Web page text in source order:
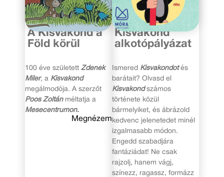
2021. február 26.
A Kisvakond a
Föld körül
100 éve született Zdeněk
Miler, a Kisvakond
megálmodója. A szerzőt
Poós Zoltán méltatja a
Mesecentrumon.
Megnézem
2021. február 15.
Kisvakond
alkotópályázat
Ismered Kisvakondotés
barátait? Olvasd el
Kisvakondszámos
története közül
bármelyiket, és ábrázold
kedvenc jelenetedet minél
izgalmasabb módon.
Engedd szabadjára
fantáziádat! Ne csak
rajzolj, hanem vágj,
színezz, ragassz, formázz